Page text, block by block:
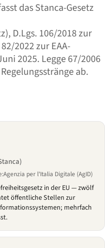
das Stanca-Gesetz
D.Lgs. 106/2018 zur
2022 zur EAA-
2025. Legge 67/2006
ab.
per l'Italia Digitale (AgID)
in der EU — zwölf
öffentliche Stellen zur
mehrfach